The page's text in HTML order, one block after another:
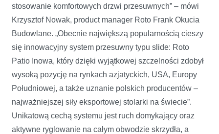
stosowanie komfortowych drzwi przesuwnych” – mówi
Krzysztof Nowak, product manager Roto Frank Okucia
Budowlane. „Obecnie największą popularnością cieszy
się innowacyjny system przesuwny typu slide: Roto
Patio Inowa, który dzięki wyjątkowej szczelności zdobył
wysoką pozycję na rynkach azjatyckich, USA, Europy
Południowej, a także uznanie polskich producentów –
najważniejszej siły eksportowej stolarki na świecie”.
Unikatową cechą systemu jest ruch domykający oraz
aktywne ryglowanie na całym obwodzie skrzydła, a